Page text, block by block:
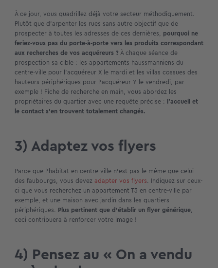
À ce jour, vous quadrillez déjà votre secteur méthodiquement.
Plutôt que d’arpenter les rues sans autre objectif que de
prospecter à toutes les adresses de ces dernières, pourquoi ne
feriez-vous pas du porte-à-porte vers les produits correspondant
aux recherches de vos acquéreurs ? À chaque séance de
prospection sa cible : les appartements haussmanniens du
centre-ville pour l’acquéreur X le mardi et les villas cossues des
hauteurs périphériques pour l’acquéreur Y le vendredi, par
exemple ! Fiche de recherche en main, vous abordez les
propriétaires du quartier avec une requête précise : l’accueil et
le contact s’en trouvent totalement changés.
3) Adaptez vos flyers
Parce que l’habitat en centre-ville n’est pas le même que celui
des faubourgs, vous devez adapter vos flyers. Indiquez sur ceux-
ci que vous recherchez un appartement T3 en centre-ville par
exemple, et une maison avec jardin dans les quartiers
périphériques. Plus pertinent que d’établir un flyer générique,
ceci contribuera à renforcer votre image !
4) Pensez au « On a vendu